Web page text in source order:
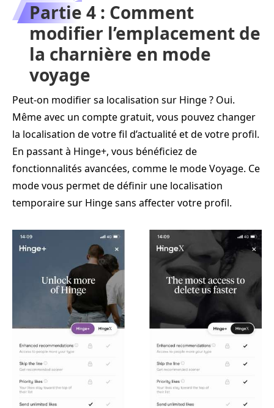
Partie 4 : Comment
modifier l’emplacement de
la charnière en mode
voyage
Peut-on modifier sa localisation sur Hinge ? Oui.
Même avec un compte gratuit, vous pouvez changer
la localisation de votre fil d’actualité et de votre profil.
En passant à Hinge+, vous bénéficiez de
fonctionnalités avancées, comme le mode Voyage. Ce
mode vous permet de définir une localisation
temporaire sur Hinge sans affecter votre profil.